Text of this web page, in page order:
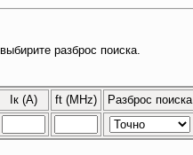
разброс поиска.
Iк (A) ft (MHz) Разброс поиска